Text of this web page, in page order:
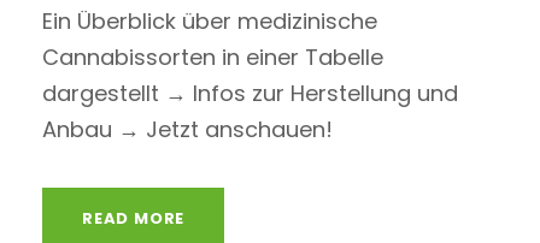
Ein Überblick über medizinische
Cannabissorten in einer Tabelle
dargestellt → Infos zur Herstellung und
Anbau → Jetzt anschauen!
READ MORE